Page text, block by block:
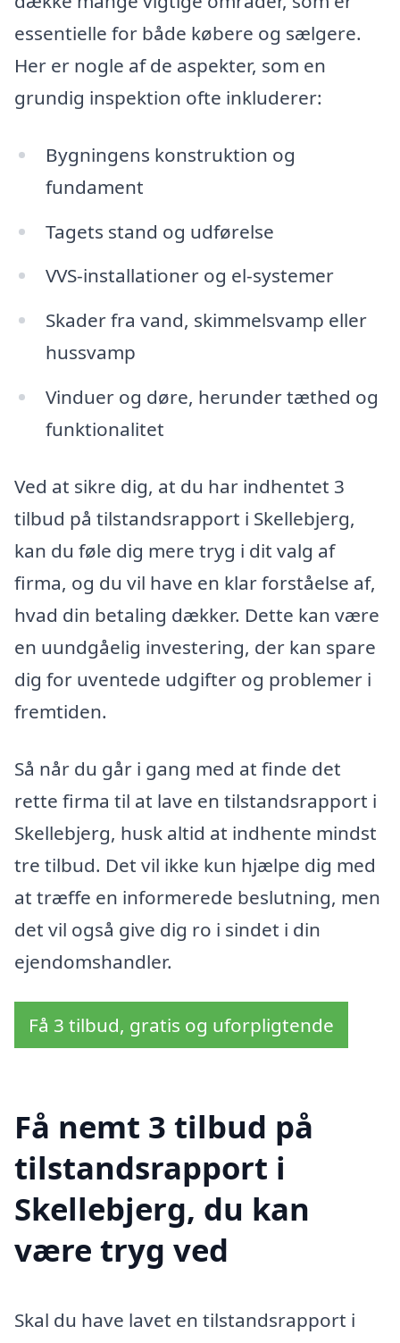
essentielle for både købere og sælgere.
Her er nogle af de aspekter, som en
grundig inspektion ofte inkluderer:
Bygningens konstruktion og
fundament
Tagets stand og udførelse
VVS-installationer og el-systemer
Skader fra vand, skimmelsvamp eller
hussvamp
Vinduer og døre, herunder tæthed og
funktionalitet
Ved at sikre dig, at du har indhentet 3
tilbud på tilstandsrapport i Skellebjerg,
kan du føle dig mere tryg i dit valg af
firma, og du vil have en klar forståelse af,
hvad din betaling dækker. Dette kan være
en uundgåelig investering, der kan spare
dig for uventede udgifter og problemer i
fremtiden.
Så når du går i gang med at finde det
rette firma til at lave en tilstandsrapport i
Skellebjerg, husk altid at indhente mindst
tre tilbud. Det vil ikke kun hjælpe dig med
at træffe en informerede beslutning, men
det vil også give dig ro i sindet i din
ejendomshandler.
Få 3 tilbud, gratis og uforpligtende
Få nemt 3 tilbud på
tilstandsrapport i
Skellebjerg, du kan
være tryg ved
Skal du have lavet en tilstandsrapport i